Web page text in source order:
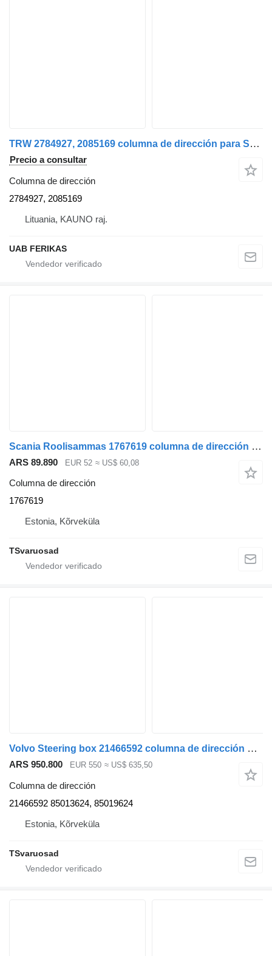
TRW 2784927, 2085169 columna de dirección para Scania R cabeza tractora
Precio a consultar
Columna de dirección
2784927, 2085169
Lituania, KAUNO raj.
UAB FERIKAS
Scania Roolisammas 1767619 columna de dirección para Scania R480 cabeza tractora
ARS 89.890 EUR 52 ≈ US$ 60,08
Columna de dirección
1767619
Estonia, Kõrveküla
TSvaruosad
Volvo Steering box 21466592 columna de dirección para Volvo FH cabeza tractora
ARS 950.800 EUR 550 ≈ US$ 635,50
Columna de dirección
21466592 85013624, 85019624
Estonia, Kõrveküla
TSvaruosad